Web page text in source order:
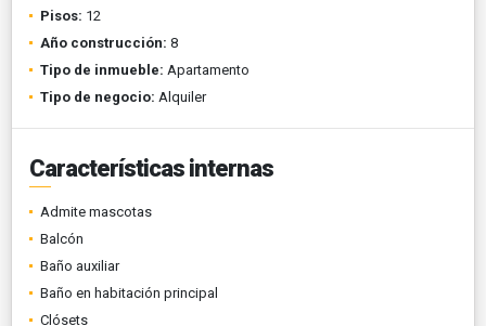
Pisos: 12
Año construcción: 8
Tipo de inmueble: Apartamento
Tipo de negocio: Alquiler
Características internas
Admite mascotas
Balcón
Baño auxiliar
Baño en habitación principal
Clósets